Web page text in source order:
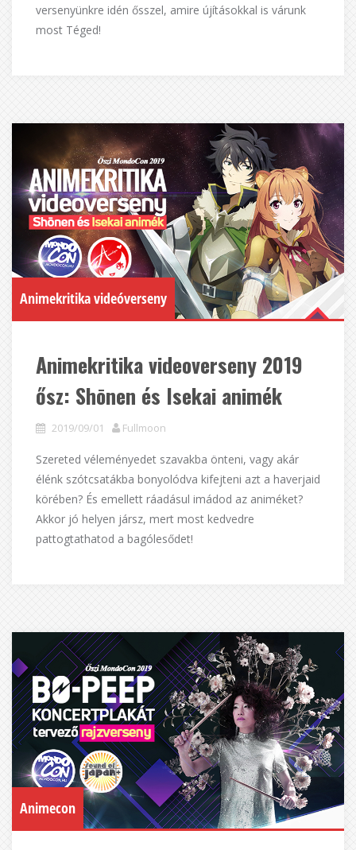
versenyünkre idén ősszel, amire újításokkal is várunk
most Téged!
Animekritika videóverseny
Animekritika videoverseny 2019
ősz: Shōnen és Isekai animék
2019/09/01 Fullmoon
Szereted véleményedet szavakba önteni, vagy akár
élénk szótcsatákba bonyolódva kifejteni azt a haverjaid
körében? És emellett ráadásul imádod az animéket?
Akkor jó helyen jársz, mert most kedvedre
pattogtathatod a bagólesődet!
Animecon